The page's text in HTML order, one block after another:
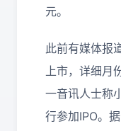
元。
此前有媒体报
上市，详细月
一音讯人士称
行参加IPO。